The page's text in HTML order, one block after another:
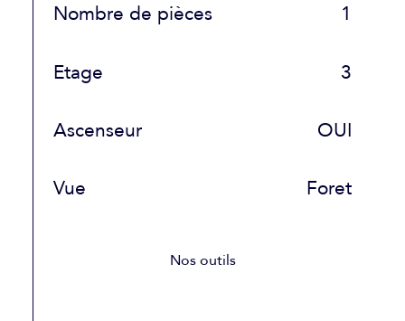
Nombre de pièces 1
Etage 3
Ascenseur OUI
Vue Foret
Nos outils